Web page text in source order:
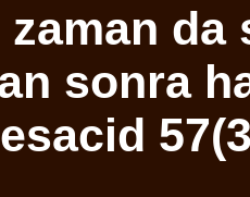
da
sonra